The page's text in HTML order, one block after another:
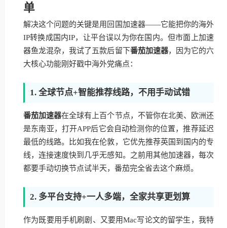
单
解决这个问题的关键是用回国加速器——它能把你的海外
IP转换成国内IP，让平台误以为你在国内。但市面上加速
器鱼龙混杂，我试了五款后留下番茄加速器，因为它的六
大核心功能刚好戳中海外党痛点：
1. 全球节点+智能推荐线路，不用手动试错
番茄加速器在全球有上百个节点，不管你在北美、欧洲还
是东南亚，打开APP后它会自动检测你的位置，推荐延迟
最低的线路。比如我在伦敦，它优先推荐英国到国内的专
线，连接速度快到几乎无感知。之前用其他加速器，每次
都要手动切换节点试半天，番茄完全省去这个麻烦。
2. 多平台支持+一人多端，全家共享更划算
作为既要用手机刷剧、又要用Mac写论文的留学生，我特